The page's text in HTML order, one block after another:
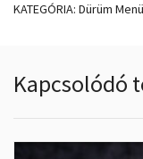
KATEGÓRIA: Dürüm Menü
Kapcsolódó